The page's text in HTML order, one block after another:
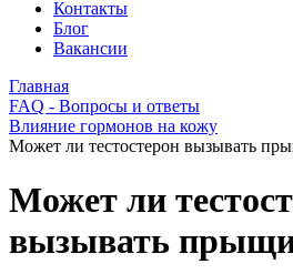
Контакты
Блог
Вакансии
Главная
FAQ - Вопросы и ответы
Влияние гормонов на кожу
Может ли тестостерон вызывать
Может ли
вызывать